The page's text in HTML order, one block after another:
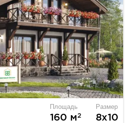
Площадь
160 м2
Размер
8х10